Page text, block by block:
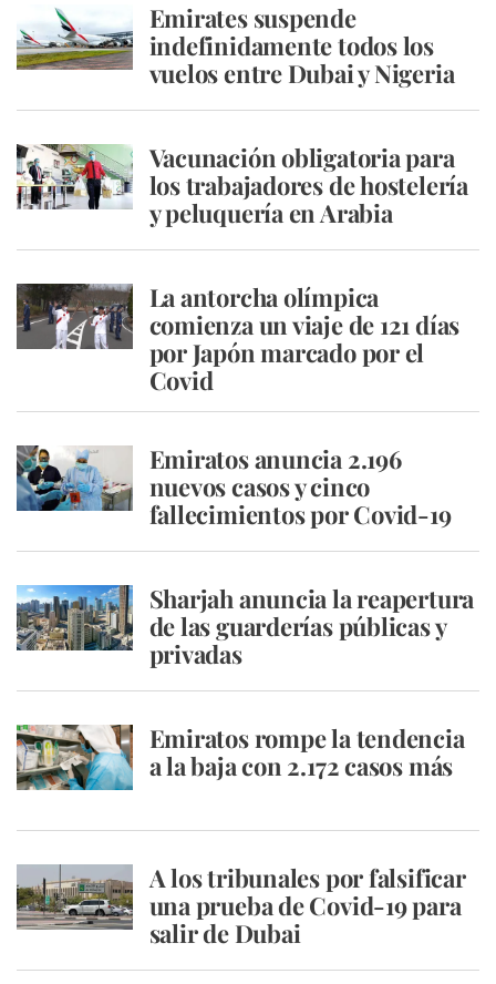
Emirates suspende
indefinidamente todos los
vuelos entre Dubai y Nigeria
Vacunación obligatoria para
los trabajadores de hostelería
y peluquería en Arabia
La antorcha olímpica
comienza un viaje de 121 días
por Japón marcado por el
Covid
Emiratos anuncia 2.196
nuevos casos y cinco
fallecimientos por Covid-19
Sharjah anuncia la reapertura
de las guarderías públicas y
privadas
Emiratos rompe la tendencia
a la baja con 2.172 casos más
A los tribunales por falsificar
una prueba de Covid-19 para
salir de Dubai